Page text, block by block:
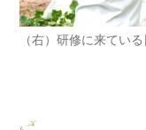
（右）研修に来てい